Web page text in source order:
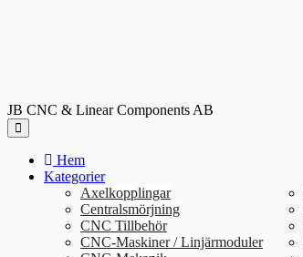
JB CNC & Linear Components AB
Hem
Kategorier
Axelkopplingar
Centralsmörjning
CNC Tillbehör
CNC-Maskiner / Linjärmoduler